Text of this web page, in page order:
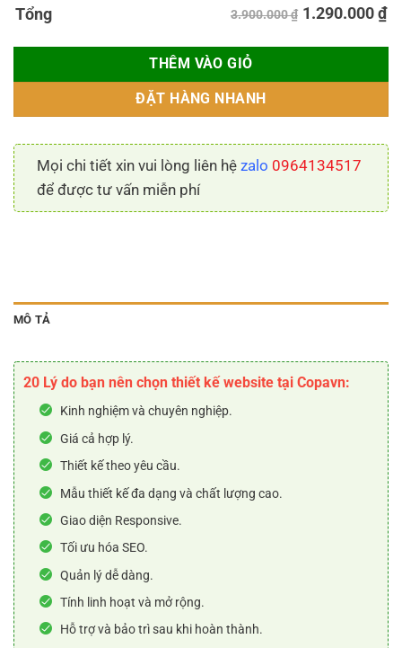
Tổng 3.900.000 ₫ 1.290.000₫
THÊM VÀO GIỎ
ĐẶT HÀNG NHANH
Mọi chi tiết xin vui lòng liên hệ zalo 0964134517
để được tư vấn miễn phí
MÔ TẢ
20 Lý do bạn nên chọn thiết kế website tại Copavn:
Kinh nghiệm và chuyên nghiệp.
Giá cả hợp lý.
Thiết kế theo yêu cầu.
Mẫu thiết kế đa dạng và chất lượng cao.
Giao diện Responsive.
Tối ưu hóa SEO.
Quản lý dễ dàng.
Tính linh hoạt và mở rộng.
Hỗ trợ và bảo trì sau khi hoàn thành.